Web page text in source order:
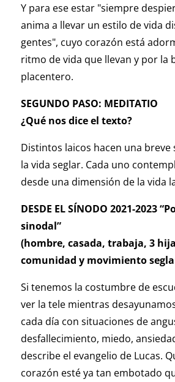
Y para ese estar "siempre
anima a llevar un estilo de vida
gentes", cuyo corazón está
ritmo de vida que llevan y por la
placentero.
SEGUNDO PASO: MEDITATIO
¿Qué nos dice el texto?
Distintos laicos hacen una breve
la vida seglar. Cada uno
desde una dimensión de la vida
DESDE EL SÍNODO 2021-2023
sinodal”
(hombre, casada, trabaja, 3
comunidad y movimiento
Si tenemos la costumbre de
ver la tele mientras
cada día con situaciones de
desfallecimiento, miedo,
describe el evangelio de Lucas.
corazón esté ya tan embotado